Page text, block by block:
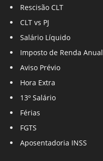
Rescisão CLT
CLT vs PJ
Salário Líquido
Imposto de Renda Anual
Aviso Prévio
Hora Extra
13º Salário
Férias
FGTS
Aposentadoria INSS